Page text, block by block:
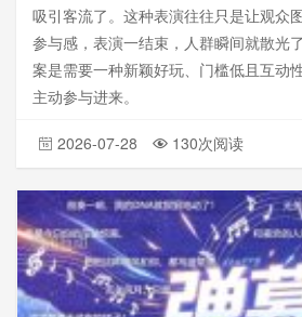
吸引客流了。这种表演往往只是让观众
参与感，表演一结束，人群瞬间就散光
案是需要一种新颖好玩、门槛低且互动
主动参与进来。
2026-07-28 130次阅读